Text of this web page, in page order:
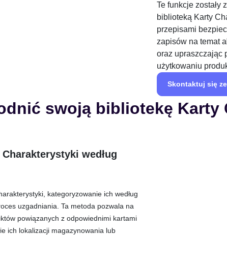
Te funkcje zostały
biblioteką Karty
przepisami
zapisów na temat
oraz upraszczając
użytkowaniu
Skontaktuj się
swoją bibliotekę Karty
według
kategoryzowanie ich według
uzgadniania. Ta metoda pozwala na
powiązanych z odpowiednimi kartami
ich lokalizacji magazynowania lub